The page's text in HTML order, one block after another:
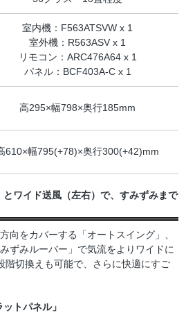
室内機：F563ATSVW x 1
室外機：R563ASV x 1
リモコン：ARC476A64 x 1
パネル：BCF403A-C x 1
高295×幅798×奥行185mm
610×幅795(+78)×奥行300(+42)mm
とワイド送風（左右）で、すみずみまで
向をカバーする「オートスイング」、
ずみルーバー」で気流をよりワイドに
階切換えも可能で、さらに快適にすご
トパネル」